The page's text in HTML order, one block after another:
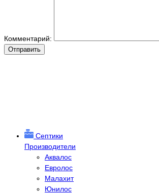
Комментарий:
Отправить
Септики
Производители
Аквалос
Евролос
Малахит
Юнилос